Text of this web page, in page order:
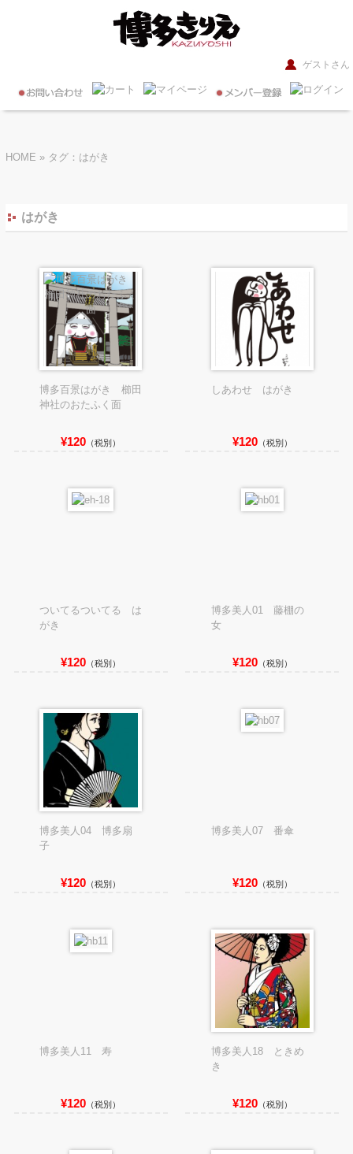
ゲストさん
HOME » タグ：はがき
はがき
博多百景はがき 櫛田
神社のおたふく面
¥120 （税別）
しあわせ はがき
¥120（税別）
ついてるついてる は
がき
¥120 （税別）
博多美人01 藤棚の
女
¥120（税別）
博多美人04 博多扇
子
¥120 （税別）
博多美人07 番傘
¥120（税別）
博多美人11 寿
¥120 （税別）
博多美人18 ときめ
き
¥120（税別）